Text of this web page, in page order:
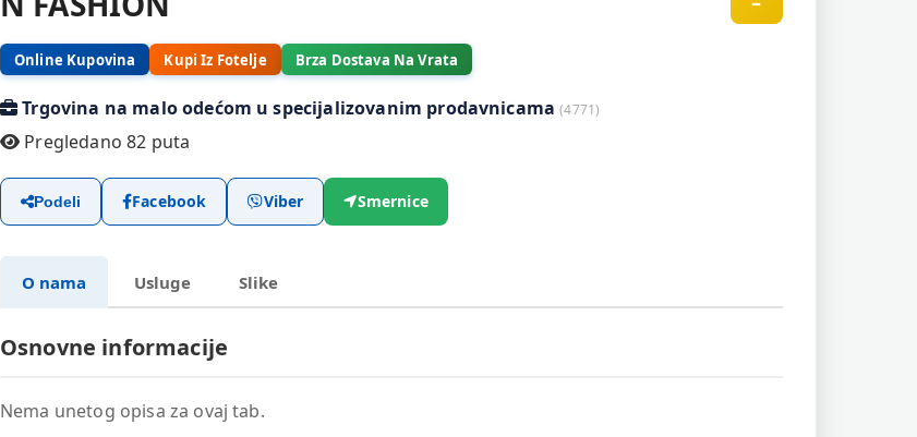
Online Kupovina Kupi Iz Fotelje Brza Dostava Na Vrata
Trgovina na malo odećom u specijalizovanim prodavnicama(4771)
Pregledano 82 puta
Podeli Facebook Viber Smernice
O nama Usluge Slike
Osnovne informacije
Nema unetog opisa za ovaj tab.